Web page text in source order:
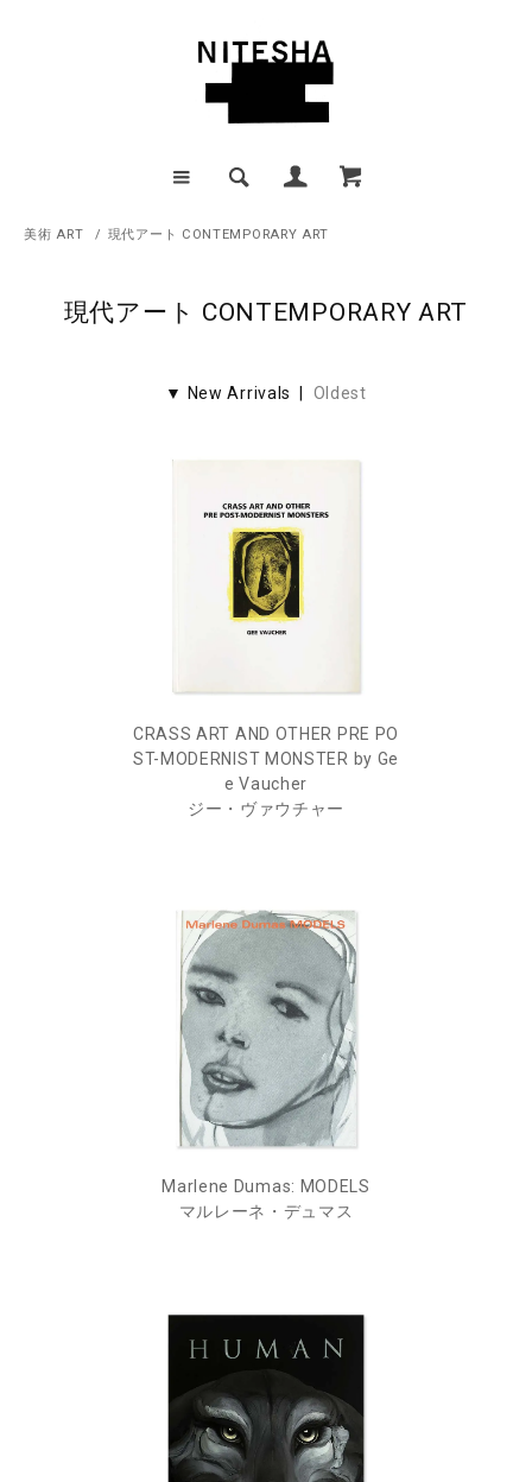
美術 ART / 現代アート CONTEMPORARY ART
現代アート CONTEMPORARY ART
▼ New Arrivals | Oldest
CRASS ART AND OTHER PRE PO
ST-MODERNIST MONSTER by Ge
e Vaucher
ジー・ヴァウチャー
Marlene Dumas: MODELS
マルレーネ・デュマス